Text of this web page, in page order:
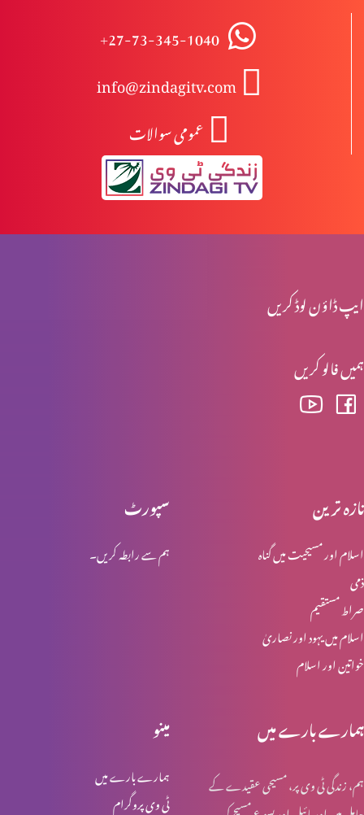
مسلہ حلال اور حرام (حصہ 7)
مسلہ حلال اور حرام (حصہ 6)
+27-73-345-1040
info@zindagitv.com
عمومی سوالات
ایپ ڈاؤن لوڈ کریں
ہمیں فالو کریں
سپورٹ
ہم سے رابطہ کریں۔
تازہ ترین
اسلام اور مسیحیت میں گناہ
ذمی
صراط مستقیم
اسلام میں یہود اور نصاریٰ
خواتین اور اسلام
مینو
ہمارے بارے میں
ٹی وی پروگرام
ہمارے بارے میں
ہم، زندگی ٹی وی پر، مسیحی عقیدے کے